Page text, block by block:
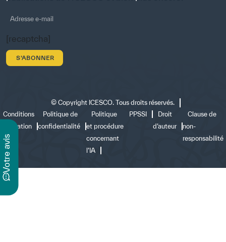
v
o
t
r
e
a
v
i
s
[recaptcha]
© Copyright ICESCO. Tous droits réservés.
Conditions
Politique de
confidentialité
Politique
et procédure
concernant
l’IA
PPSSI
Droit
d’auteur
Clause de
non-
responsabilité